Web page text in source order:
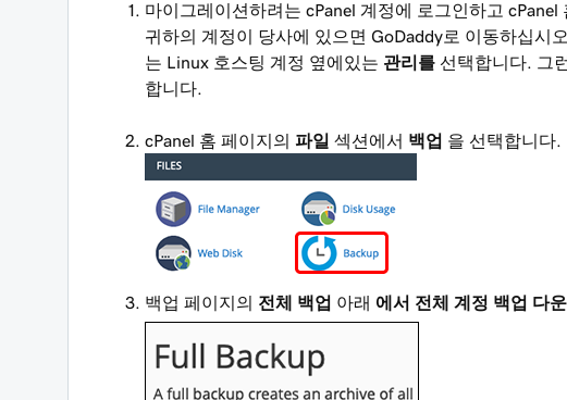
마이그레이션하려는 cPanel 계정에 로그인하고 cPanel
귀하의 계정이 당사에 있으면 GoDaddy로 이동하십시
는 Linux 호스팅 계정 옆에있는 관리를 선택합니다. 그
합니다.
cPanel 홈 페이지의 파일 섹션에서 백업 을 선택합니다.
백업 페이지의 전체 백업 아래 에서 전체 계정 백업 다